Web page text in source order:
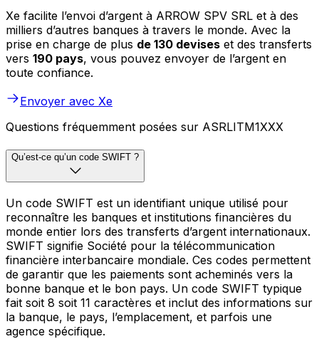
Xe facilite l’envoi d’argent à ARROW SPV SRL et à des
milliers d’autres banques à travers le monde. Avec la
prise en charge de plus de 130 devises et des transferts
vers 190 pays, vous pouvez envoyer de l’argent en
toute confiance.
Envoyer avec Xe
Questions fréquemment posées sur ASRLITM1XXX
Qu’est-ce qu’un code SWIFT ?
Un code SWIFT est un identifiant unique utilisé pour
reconnaître les banques et institutions financières du
monde entier lors des transferts d’argent internationaux.
SWIFT signifie Société pour la télécommunication
financière interbancaire mondiale. Ces codes permettent
de garantir que les paiements sont acheminés vers la
bonne banque et le bon pays. Un code SWIFT typique
fait soit 8 soit 11 caractères et inclut des informations sur
la banque, le pays, l’emplacement, et parfois une
agence spécifique.